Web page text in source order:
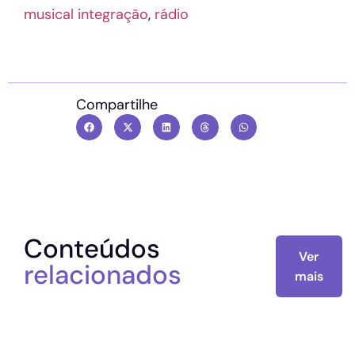
musical integração, rádio
Compartilhe
Conteúdos
relacionados
Ver
mais